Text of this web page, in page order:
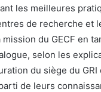
les meilleures
de recherche et
du GECF en
selon les
du siège du
de leurs